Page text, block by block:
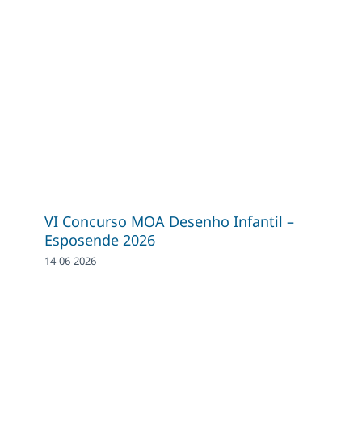
VI Concurso MOA Desenho Infantil –
Esposende 2026
14-06-2026